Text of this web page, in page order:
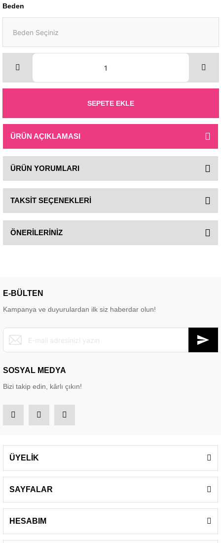
Beden
SEPETE EKLE
ÜRÜN AÇIKLAMASI
ÜRÜN YORUMLARI
TAKSİT SEÇENEKLERİ
ÖNERİLERİNİZ
E-BÜLTEN
Kampanya ve duyurulardan ilk siz haberdar olun!
SOSYAL MEDYA
Bizi takip edin, kârlı çıkın!
ÜYELİK
SAYFALAR
HESABIM